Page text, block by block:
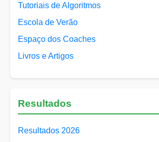
Tutoriais de Algoritmos
Escola de Verão
Espaço dos Coaches
Livros e Artigos
Resultados
Resultados 2026